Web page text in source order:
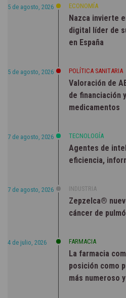
5 de agosto, 2026 ECONOMÍA
Nazca invierte
digital líder de
en España
5 de agosto, 2026 POLÍTICA SANITARIA
Valoración de
de financiación
medicamentos
7 de agosto, 2026 TECNOLOGÍA
Agentes de
eficiencia,
7 de agosto, 2026 INDUSTRIA
Zepzelca®
cáncer de
4 de julio, 2026 FARMACIA
La farmacia
posición como
más numeroso